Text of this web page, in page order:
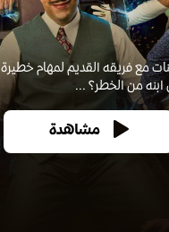
مع فريقه القديم لمهام
من الخطر؟ ...
مشاهدة